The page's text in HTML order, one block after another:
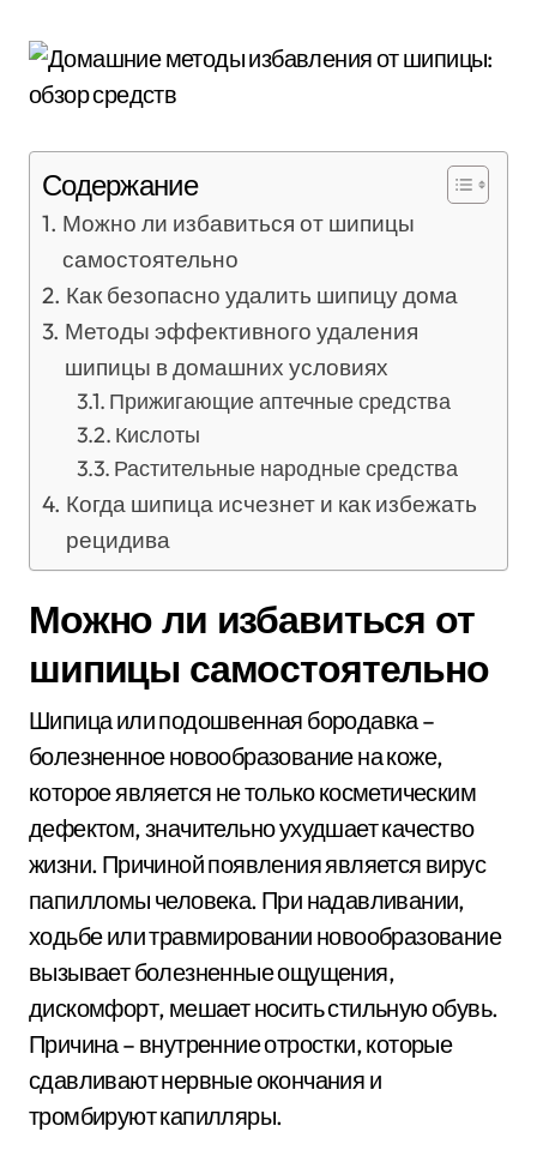
Содержание
Можно ли избавиться от шипицы
самостоятельно
Как безопасно удалить шипицу дома
Методы эффективного удаления
шипицы в домашних условиях
Прижигающие аптечные средства
Кислоты
Растительные народные средства
Когда шипица исчезнет и как избежать
рецидива
Можно ли избавиться от
шипицы самостоятельно
Шипица или подошвенная бородавка –
болезненное новообразование на коже,
которое является не только косметическим
дефектом, значительно ухудшает качество
жизни. Причиной появления является вирус
папилломы человека. При надавливании,
ходьбе или травмировании новообразование
вызывает болезненные ощущения,
дискомфорт, мешает носить стильную обувь.
Причина – внутренние отростки, которые
сдавливают нервные окончания и
тромбируют капилляры.